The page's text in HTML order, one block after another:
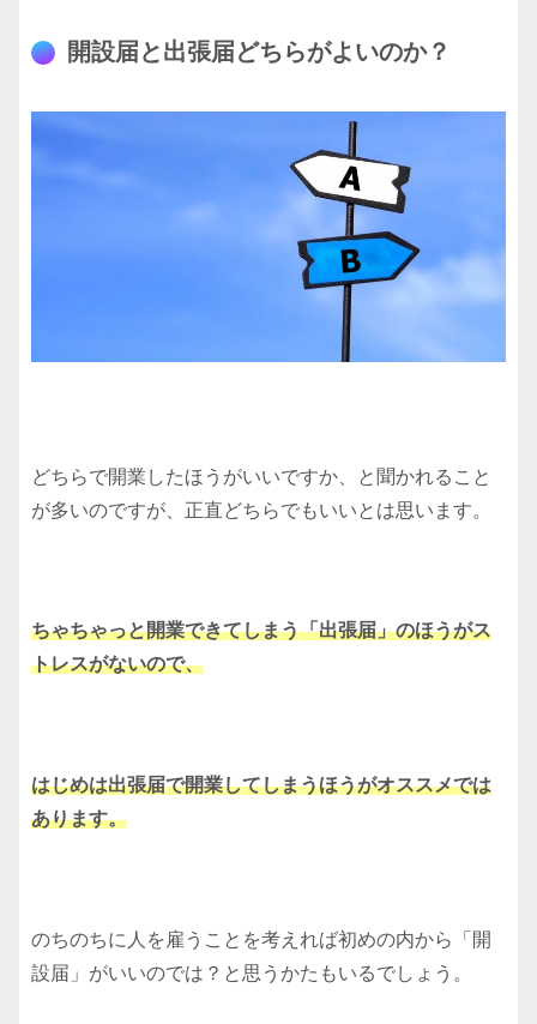
開設届と出張届どちらがよいのか？
どちらで開業したほうがいいですか、と聞かれること
が多いのですが、正直どちらでもいいとは思います。
ちゃちゃっと開業できてしまう「出張届」のほうがス
トレスがないので、
はじめは出張届で開業してしまうほうがオススメでは
あります。
のちのちに人を雇うことを考えれば初めの内から「開
設届」がいいのでは？と思うかたもいるでしょう。